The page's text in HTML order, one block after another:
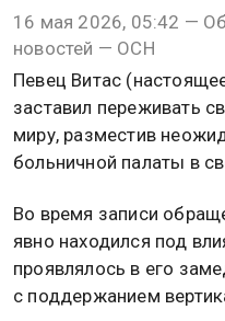
16 мая 2026, 05:42 —
новостей — ОСН
Певец Витас
заставил переживать
миру, разместив
больничной палаты в
Во время записи
явно находился под
проявлялось в его
с поддержанием